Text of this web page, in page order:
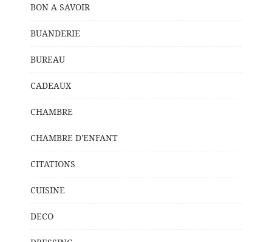
BON A SAVOIR
BUANDERIE
BUREAU
CADEAUX
CHAMBRE
CHAMBRE D'ENFANT
CITATIONS
CUISINE
DECO